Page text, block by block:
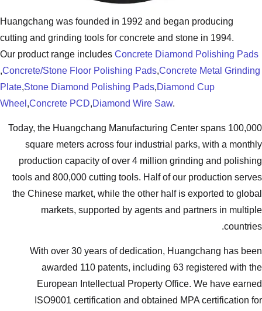
Huangchang was founded in 1992
cutting and grinding tools for concrete
Our product range includesConcrete
,Concrete/Stone Floor Polishing Pads,
Plate,Stone Diamond Polishing Pads
Wheel, Concrete PCD
Today, the Huangchang
square meters across four
production capacity of over 4
tools and 800,000 cutting tools.
the Chinese market, while the
markets, supported by
With over 30 years of
awarded 110 patents,
European Intellectual
ISO9001 certification and